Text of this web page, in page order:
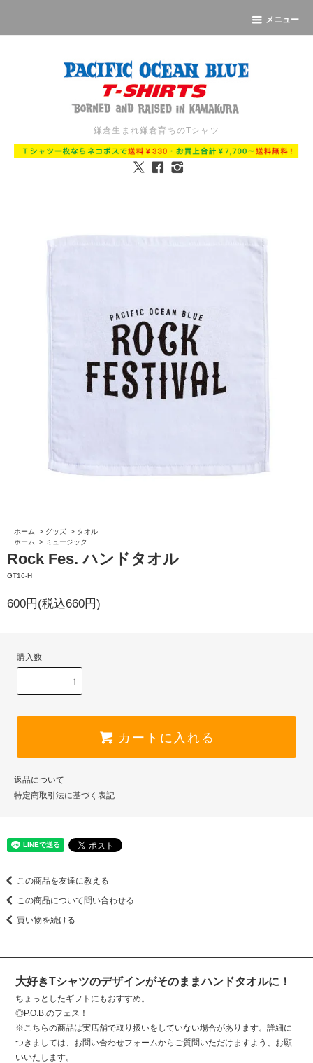
メニュー
鎌倉生まれ鎌倉育ちのTシャツ
ホーム > グッズ > タオル
ホーム
> ミュージック
Rock Fes. ハンドタオル
GT16-H
600円(税込660円)
購入数
カートに入れる
返品について
特定商取引法に基づく表記
この商品を友達に教える
この商品について問い合わせる
買い物を続ける
大好きTシャツのデザインがそのままハンドタオルに！
ちょっとしたギフトにもおすすめ。
◎P.O.B.のフェス！
※こちらの商品は実店舗で取り扱いをしていない場合があります。詳細に
つきましては、お問い合わせフォームからご質問いただけますよう、お願
いいたします。